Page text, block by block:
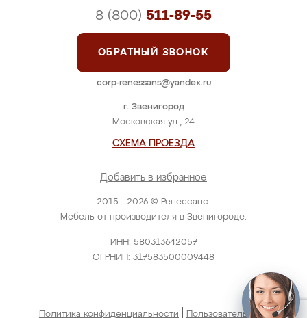
2015 - 2026 © Ренессанс.
Мебель от производителя в Звенигороде.
ИНН: 580313642057
ОГРНИП: 317583500009448
г. Звенигород
Московская ул., 24
СХЕМА ПРОЕЗДА
Добавить в избранное
8 (800) 511-89-55
ОБРАТНЫЙ ЗВОНОК
corp-renessans@yandex.ru
Политика конфиденциальности Пользовательское